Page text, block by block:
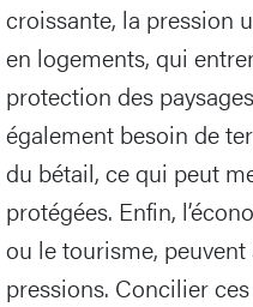
croissante, la pression
en logements, qui
protection des
également besoin de
du bétail, ce qui peut
protégées. Enfin,
ou le tourisme,
pressions. Concilier